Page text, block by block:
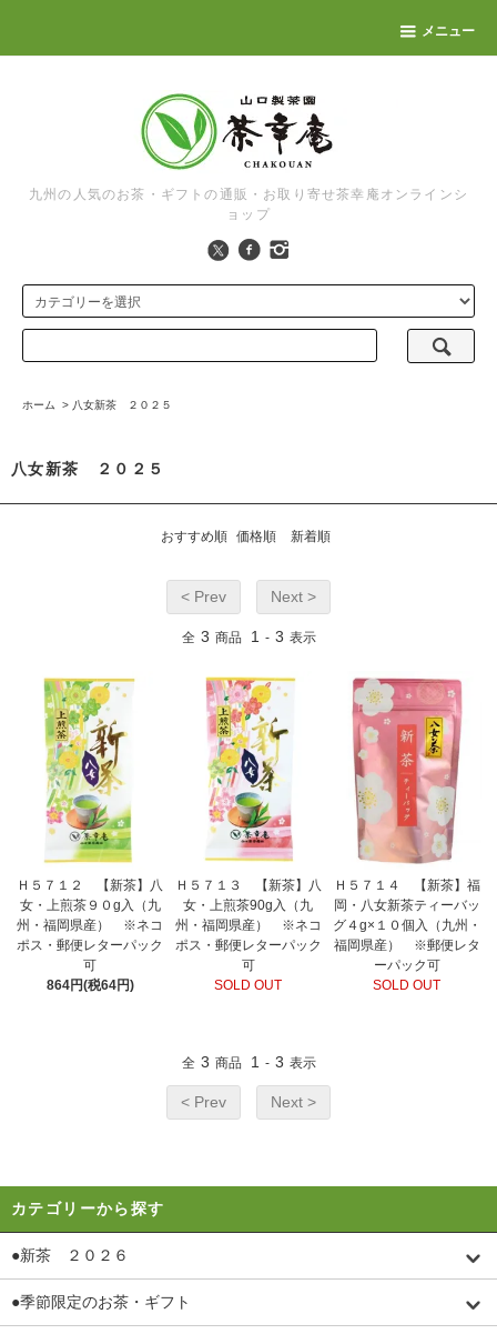
メニュー
九州の人気のお茶・ギフトの通販・お取り寄せ茶幸庵オンラインシ
ョップ
ホーム > 八女新茶 ２０２５
八女新茶 ２０２５
おすすめ順 価格順 新着順
< Prev Next >
全 3 商品 1 - 3 表示
Ｈ５７１２ 【新茶】八
女・上煎茶９０g入（九
州・福岡県産） ※ネコ
ポス・郵便レターパック
可
864円(税64円)
Ｈ５７１３ 【新茶】八
女・上煎茶90g入（九
州・福岡県産） ※ネコ
ポス・郵便レターパック
可
SOLD OUT
Ｈ５７１４ 【新茶】福
岡・八女新茶ティーバッ
グ４g×１０個入（九州・
福岡県産） ※郵便レタ
ーパック可
SOLD OUT
全 3 商品 1 - 3 表示
< Prev Next >
カテゴリーから探す
●新茶 ２０２６
●季節限定のお茶・ギフト